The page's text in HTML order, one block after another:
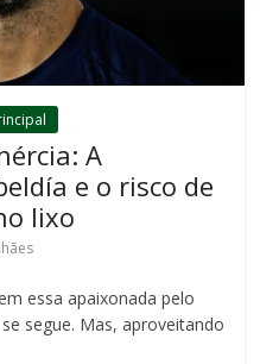
A
e o risco de
lixo
essa apaixonada pelo
segue. Mas, aproveitando